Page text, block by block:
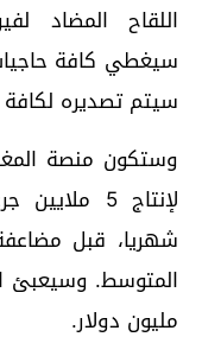
اللقاح المضاد
سيغطي كافة حاجيات
سيتم تصديره لكافة
وستكون منصة
شهريا، قبل
مليون دولار.